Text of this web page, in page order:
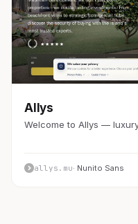
Allys
Welcome to Allys —
allys.mu· Nunito Sans